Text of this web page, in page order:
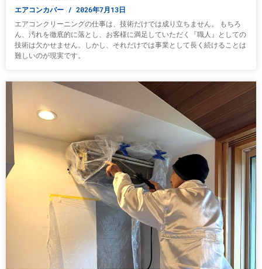
エアコンカバー 2026年7月13日
エアコンクリーニングの仕事は、技術だけでは成り立ちません。 もちろ
ん、汚れを徹底的に落とし、お客様に満足していただく『職人』としての
技術は欠かせません。しかし、それだけでは事業として長く続けることは
難しいのが現実です。